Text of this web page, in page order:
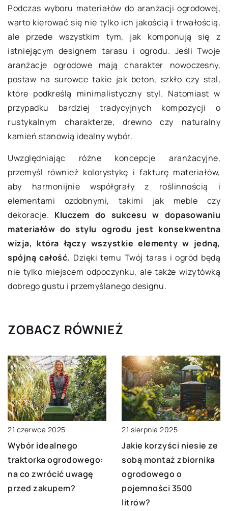
Podczas wyboru materiałów do aranżacji ogrodowej,
warto kierować się nie tylko ich jakością i trwałością,
ale przede wszystkim tym, jak komponują się z
istniejącym designem tarasu i ogrodu. Jeśli Twoje
aranżacje ogrodowe mają charakter nowoczesny,
postaw na surowce takie jak beton, szkło czy stal,
które podkreślą minimalistyczny styl. Natomiast w
przypadku bardziej tradycyjnych kompozycji o
rustykalnym charakterze, drewno czy naturalny
kamień stanowią idealny wybór.
Uwzględniając różne koncepcje aranżacyjne,
przemyśl również kolorystykę i fakturę materiałów,
aby harmonijnie współgrały z roślinnością i
elementami ozdobnymi, takimi jak meble czy
dekoracje. Kluczem do sukcesu w dopasowaniu
materiałów do stylu ogrodu jest konsekwentna
wizja, która łączy wszystkie elementy w jedną,
spójną całość. Dzięki temu Twój taras i ogród będą
nie tylko miejscem odpoczynku, ale także wizytówką
dobrego gustu i przemyślanego designu.
ZOBACZ RÓWNIEŻ
21 czerwca 2025
Wybór idealnego
traktorka ogrodowego:
na co zwrócić uwagę
przed zakupem?
21 sierpnia 2025
Jakie korzyści niesie ze
sobą montaż zbiornika
ogrodowego o
pojemności 3500
litrów?